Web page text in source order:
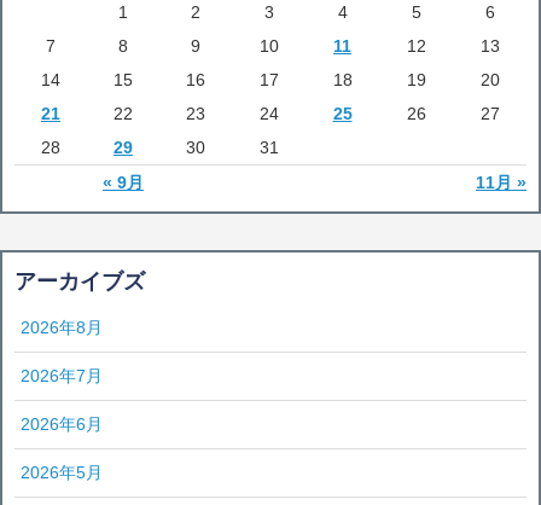
« 9月 11月 »
1 2 3 4 5
6
7
8 9 10 11 12
13
14
15 16 17 18 19
20
21
22 23 24 25 26
27
28
29 30 31
アーカイブズ
2026年8月
2026年7月
2026年6月
2026年5月